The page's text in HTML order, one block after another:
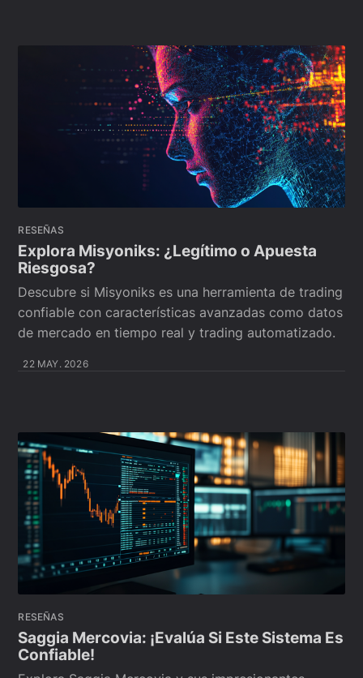
RESEÑAS
Explora Misyoniks: ¿Legítimo o Apuesta
Riesgosa?
Descubre si Misyoniks es una herramienta de trading
confiable con características avanzadas como datos
de mercado en tiempo real y trading automatizado.
22 MAY. 2026
RESEÑAS
Saggia Mercovia: ¡Evalúa Si Este Sistema Es
Confiable!